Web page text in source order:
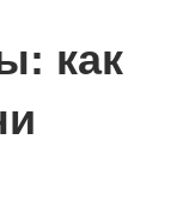
как